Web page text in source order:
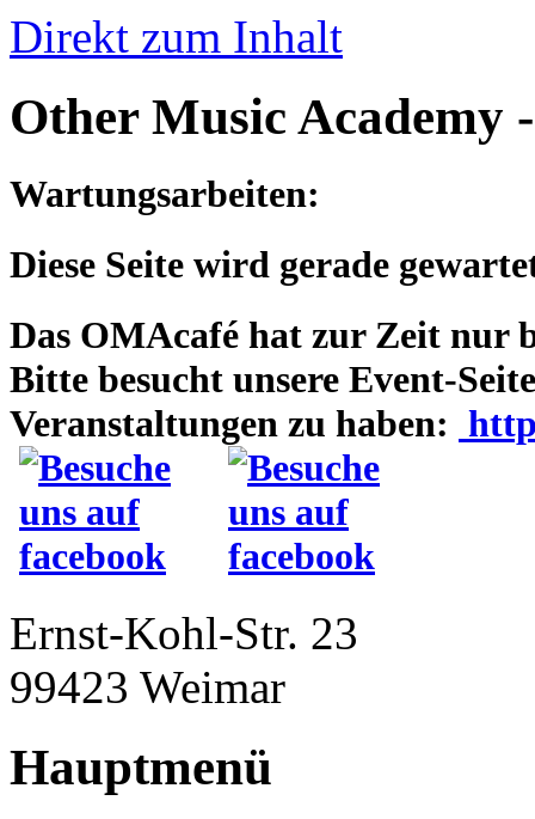
Direkt zum Inhalt
Other Music Academy
Wartungsarbeiten:
Diese Seite wird gerade
Das OMAcafé hat zur Zeit nur
Bitte besucht unsere Event-
Veranstaltungen zu haben:
Ernst-Kohl-Str. 23
99423 Weimar
Hauptmenü